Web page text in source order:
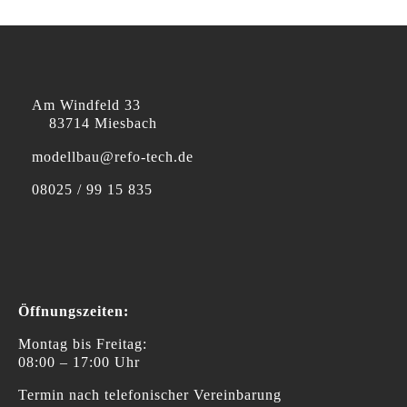
Am Windfeld 33
83714 Miesbach
modellbau@refo-tech.de
08025 / 99 15 835
Öffnungszeiten:
Montag bis Freitag:
08:00 – 17:00 Uhr
Termin nach telefonischer Vereinbarung